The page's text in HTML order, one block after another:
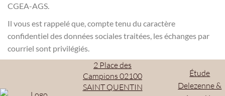
CGEA-AGS.
Il vous est rappelé que, compte tenu du caractère
confidentiel des données sociales traitées, les échanges par
courriel sont privilégiés.
2 Place des
Campions 02100
SAINT QUENTIN
Étude
Delezenne &